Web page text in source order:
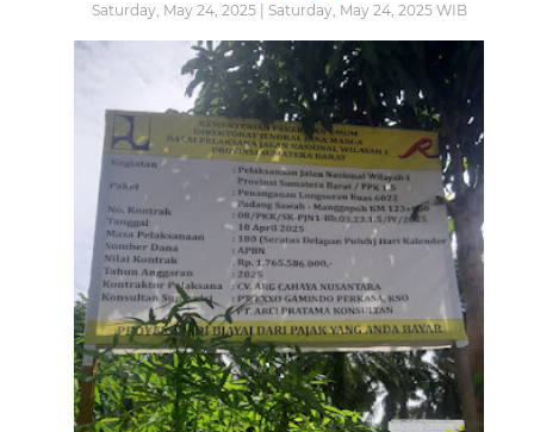
Saturday, May 24, 2025 | Saturday, May 24, 2025 WIB